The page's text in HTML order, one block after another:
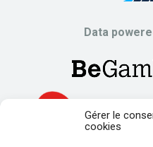
Gérer le
cookies
Data